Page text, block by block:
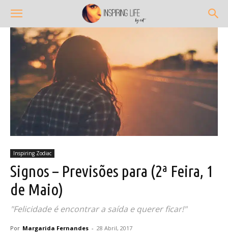
Inspiring Zodiac
Signos – Previsões para (2ª Feira, 1
de Maio)
"Felicidade é encontrar a saída e querer ficar!"
Por Margarida Fernandes - 28 Abril, 2017